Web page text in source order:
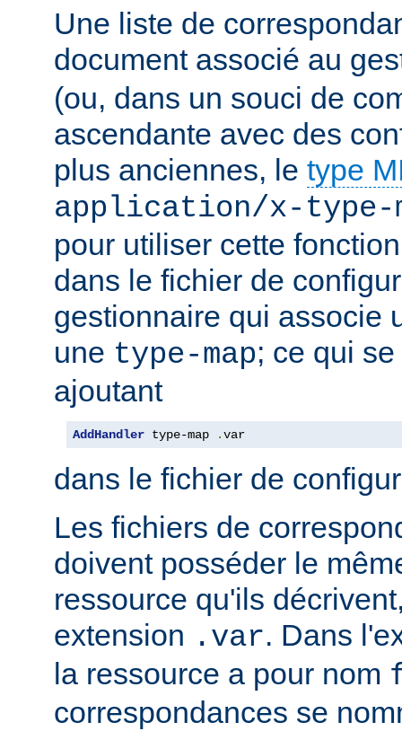
Une liste de
document associé au
(ou, dans un souci de
ascendante avec des
plus anciennes, le type
application/x-type-
pour utiliser cette
dans le fichier de
gestionnaire qui associe
une type-map; ce qui
ajoutant
AddHandler type-map .var
dans le fichier de
Les fichiers de
doivent posséder le
ressource qu'ils
extension .var. Dans
la ressource a pour nom
correspondances se